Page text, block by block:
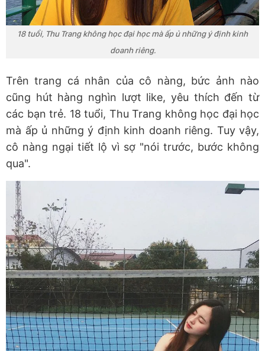
18 tuổi, Thu Trang không học đại học mà ấp ủ những ý định kinh
doanh riêng.
Trên trang cá nhân của cô nàng, bức ảnh nào
cũng hút hàng nghìn lượt like, yêu thích đến từ
các bạn trẻ. 18 tuổi, Thu Trang không học đại học
mà ấp ủ những ý định kinh doanh riêng. Tuy vậy,
cô nàng ngại tiết lộ vì sợ "nói trước, bước không
qua".